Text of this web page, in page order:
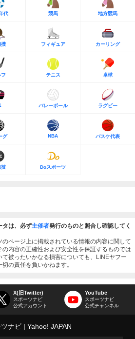
代 競馬 地方競馬
撲 フィギュア カーリング
フ テニス 卓球
バレーボール ラグビー
グ NBA バスケ代表
技 Doスポーツ
タは、必ず主催者発行のものと照合し確認してく
ページ上に掲載されている情報の内容に関して
内容の正確性および安全性を保証するものでは
被ったいかなる損害についても、LINEヤフー
の責任を負いかねます。
X(旧Twitter)
スポーツナビ
公式アカウント
YouTube
スポーツナビ
公式チャンネル
ナビ Yahoo! JAPAN